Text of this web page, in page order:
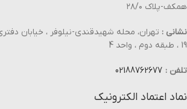
همکف-پلاک ۲۸/۰
نشانی : تهران، محله شهیدقندی-نیلوفر ، خیابان
19 ، طبقه دوم ، واحد 4
تلفن : 02188762677
نماد اعتماد الکترونیک